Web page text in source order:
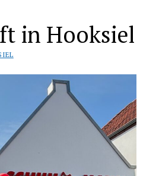
in Hooksiel